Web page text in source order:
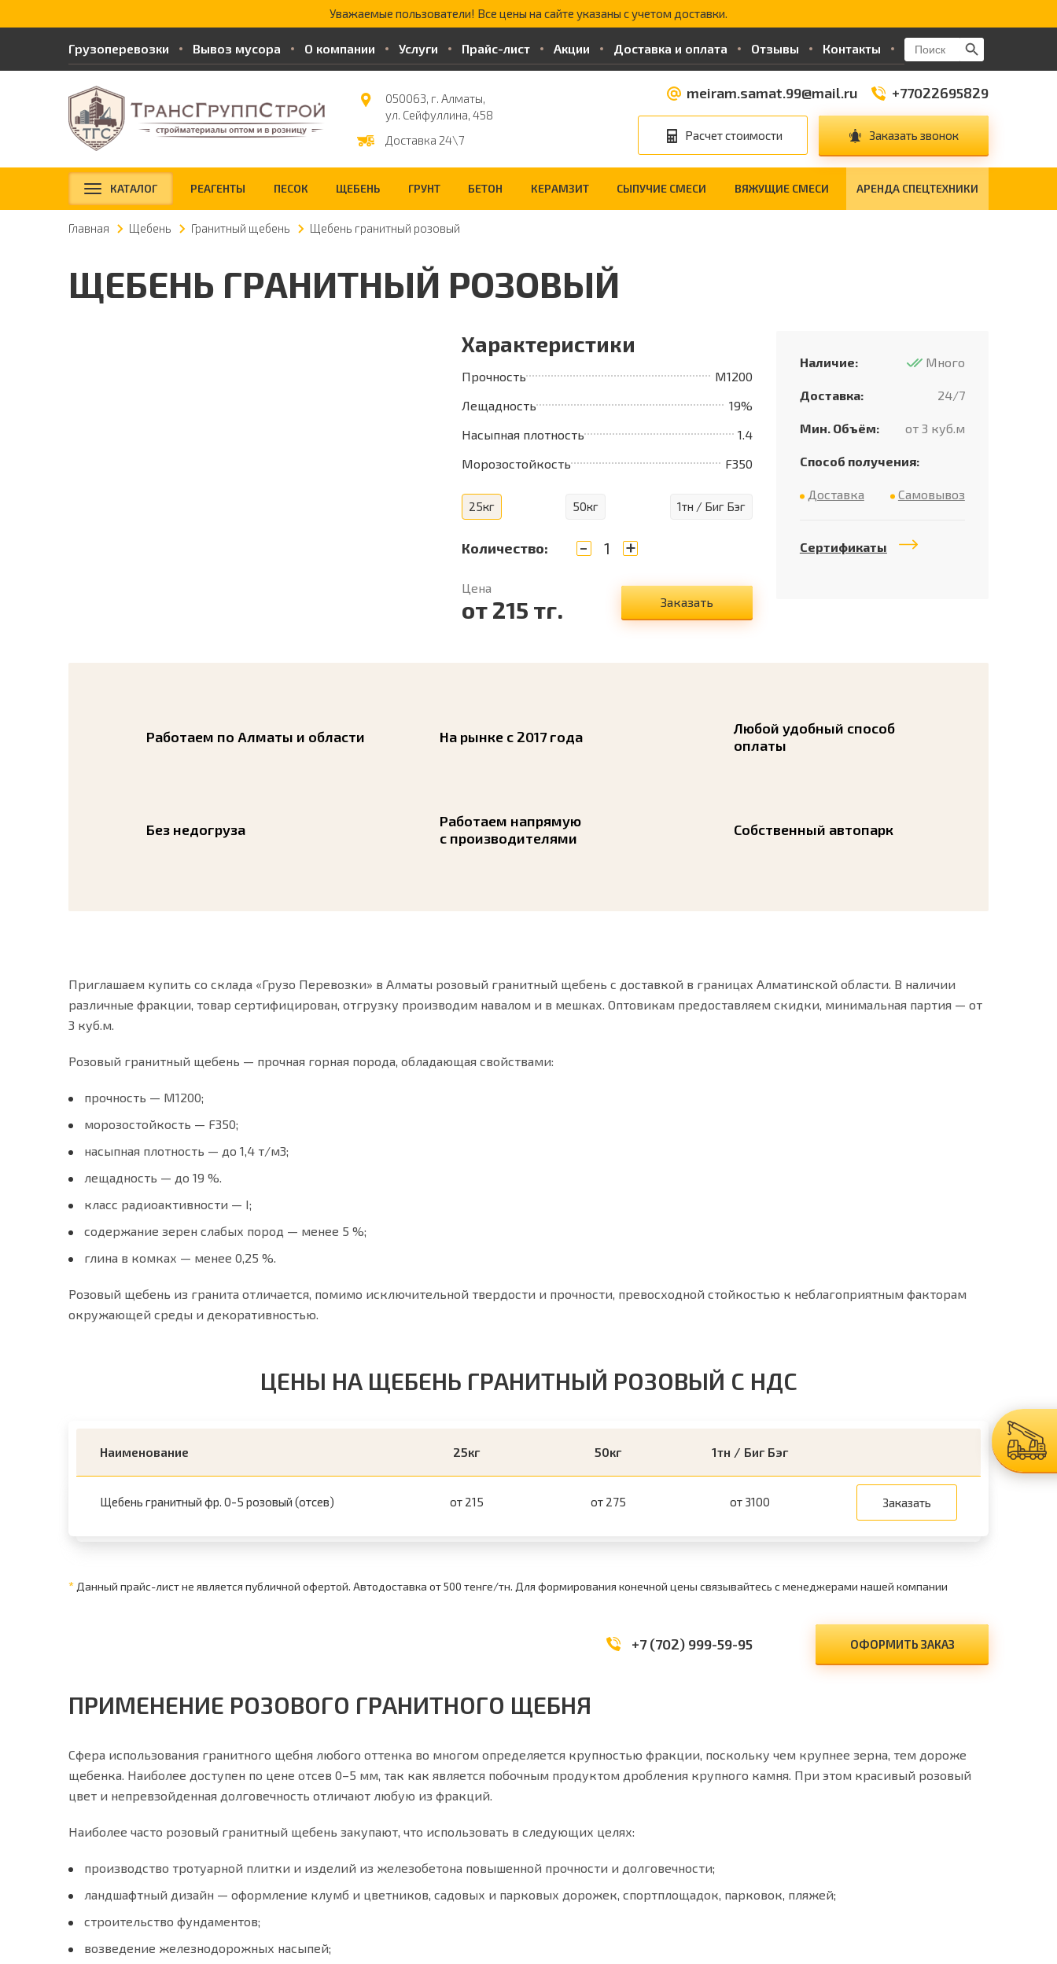
Уважаемые пользователи! Все цены на сайте указаны с учетом доставки.
Грузоперевозки Вывоз мусора О компании Услуги Прайс-лист Акции Доставка и оплата Отзывы Контакты
Search
for:
Search Button
050063, г. Алматы,
ул. Сейфуллина, 458
Доставка 24\7
meiram.samat.99@mail.ru +77022695829
Расчет стоимости Заказать звонок
КАТАЛОГ РЕАГЕНТЫ ПЕСОК ЩЕБЕНЬ ГРУНТ БЕТОН КЕРАМЗИТ СЫПУЧИЕ СМЕСИ ВЯЖУЩИЕ СМЕСИ АРЕНДА СПЕЦТЕХНИКИ
Главная Щебень Гранитный щебень Щебень гранитный розовый
ЩЕБЕНЬ ГРАНИТНЫЙ РОЗОВЫЙ
Доставка от 3 м
Характеристики
Прочность
M1200
Лещадность
19%
Насыпная плотность
1.4
Морозостойкость
F350
25кг 50кг 1тн / Биг Бэг
Количество: - +
Цена
от215 тг. Заказать
Наличие: Много
Доставка: 24/7
Мин. Объём: от 3 куб.м
Способ получения:
Доставка Самовывоз
Сертификаты
Работаем по Алматы и области На рынке с 2017 года
Любой удобный способ
оплаты
Без недогруза
Работаем напрямую
с производителями
Собственный автопарк
Приглашаем купить со склада «Грузо Перевозки» в Алматы розовый гранитный щебень с доставкой в границах Алматинской области. В наличии
различные фракции, товар сертифицирован, отгрузку производим навалом и в мешках. Оптовикам предоставляем скидки, минимальная партия — от
3 куб.м.
Розовый гранитный щебень — прочная горная порода, обладающая свойствами:
прочность — М1200;
морозостойкость — F350;
насыпная плотность — до 1,4 т/м3;
лещадность — до 19 %.
класс радиоактивности — I;
содержание зерен слабых пород — менее 5 %;
глина в комках — менее 0,25 %.
Розовый щебень из гранита отличается, помимо исключительной твердости и прочности, превосходной стойкостью к неблагоприятным факторам
окружающей среды и декоративностью.
ЦЕНЫ НА ЩЕБЕНЬ ГРАНИТНЫЙ РОЗОВЫЙ С НДС
Наименование 25кг 50кг 1тн / Биг Бэг
Щебень гранитный фр. 0-5 розовый (отсев) от 215 от 275 от 3100 Заказать
* Данный прайс-лист не является публичной офертой. Автодоставка от 500 тенге/тн. Для формирования конечной цены связывайтесь с менеджерами нашей компании
+7 (702) 999-59-95 ОФОРМИТЬ ЗАКАЗ
ПРИМЕНЕНИЕ РОЗОВОГО ГРАНИТНОГО ЩЕБНЯ
Сфера использования гранитного щебня любого оттенка во многом определяется крупностью фракции, поскольку чем крупнее зерна, тем дороже
щебенка. Наиболее доступен по цене отсев 0–5 мм, так как является побочным продуктом дробления крупного камня. При этом красивый розовый
цвет и непревзойденная долговечность отличают любую из фракций.
Наиболее часто розовый гранитный щебень закупают, что использовать в следующих целях:
производство тротуарной плитки и изделий из железобетона повышенной прочности и долговечности;
ландшафтный дизайн — оформление клумб и цветников, садовых и парковых дорожек, спортплощадок, парковок, пляжей;
строительство фундаментов;
возведение железнодорожных насыпей;